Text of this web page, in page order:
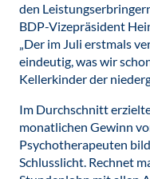
den
BDP-Vizepräsident
„Der im Juli erstmals
eindeutig, was wir
Kellerkinder der
Im Durchschnitt
monatlichen Gewinn
Psychotherapeuten
Schlusslicht. Rechnet